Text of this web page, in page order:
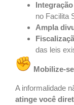
no Facilita
Ampla
das leis
Mobilize-se
A informalidade
atinge você